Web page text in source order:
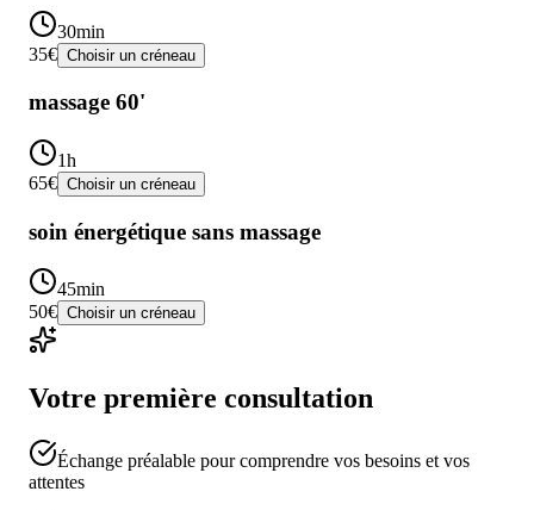
30min
35€ Choisir un créneau
massage 60'
1h
65€ Choisir un créneau
soin énergétique sans massage
45min
50€ Choisir un créneau
Votre première consultation
Échange préalable pour comprendre vos besoins et vos
attentes